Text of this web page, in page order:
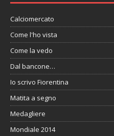
Calciomercato
Come l'ho vista
Come la vedo
Dal bancone…
Io scrivo Fiorentina
Matita a segno
Medagliere
Mondiale 2014